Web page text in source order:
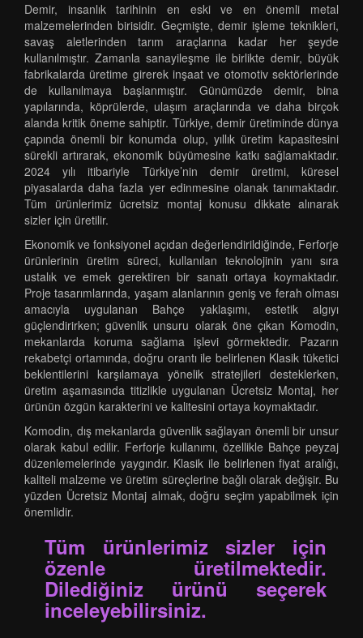
Demir, insanlık tarihinin en eski ve en önemli metal
malzemelerinden birisidir. Geçmişte, demir işleme teknikleri,
savaş aletlerinden tarım araçlarına kadar her şeyde
kullanılmıştır. Zamanla sanayileşme ile birlikte demir, büyük
fabrikalarda üretime girerek inşaat ve otomotiv sektörlerinde
de kullanılmaya başlanmıştır. Günümüzde demir, bina
yapılarında, köprülerde, ulaşım araçlarında ve daha birçok
alanda kritik öneme sahiptir. Türkiye, demir üretiminde dünya
çapında önemli bir konumda olup, yıllık üretim kapasitesini
sürekli artırarak, ekonomik büyümesine katkı sağlamaktadır.
2024 yılı itibariyle Türkiye’nin demir üretimi, küresel
piyasalarda daha fazla yer edinmesine olanak tanımaktadır.
Tüm ürünlerimiz ücretsiz montaj konusu dikkate alınarak
sizler için üretilir.
Ekonomik ve fonksiyonel açıdan değerlendirildiğinde, Ferforje
ürünlerinin üretim süreci, kullanılan teknolojinin yanı sıra
ustalık ve emek gerektiren bir sanatı ortaya koymaktadır.
Proje tasarımlarında, yaşam alanlarının geniş ve ferah olması
amacıyla uygulanan Bahçe yaklaşımı, estetik algıyı
güçlendirirken; güvenlik unsuru olarak öne çıkan Komodin,
mekanlarda koruma sağlama işlevi görmektedir. Pazarın
rekabetçi ortamında, doğru orantı ile belirlenen Klasik tüketici
beklentilerini karşılamaya yönelik stratejileri desteklerken,
üretim aşamasında titizlikle uygulanan Ücretsiz Montaj, her
ürünün özgün karakterini ve kalitesini ortaya koymaktadır.
Komodin, dış mekanlarda güvenlik sağlayan önemli bir unsur
olarak kabul edilir. Ferforje kullanımı, özellikle Bahçe peyzaj
düzenlemelerinde yaygındır. Klasik ile belirlenen fiyat aralığı,
kaliteli malzeme ve üretim süreçlerine bağlı olarak değişir. Bu
yüzden Ücretsiz Montaj almak, doğru seçim yapabilmek için
önemlidir.
Tüm ürünlerimiz sizler için
özenle üretilmektedir.
Dilediğiniz ürünü seçerek
inceleyebilirsiniz.